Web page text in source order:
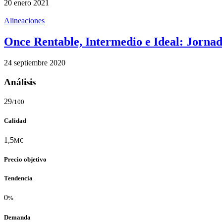
20 enero 2021
Alineaciones
Once Rentable, Intermedio e Ideal:
24 septiembre 2020
Análisis
29/100
Calidad
1,5M€
Precio objetivo
Tendencia
0%
Demanda